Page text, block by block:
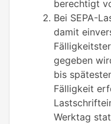
berechtigt
Bei SEPA-
damit
gegeben
bis
Fälligkeit
Werktag